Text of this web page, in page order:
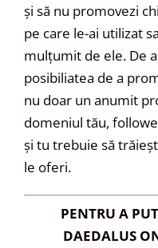
și să nu promovezi
pe care le-ai utilizat
mulțumit de ele. De
posibiliatea de a
nu doar un anumit
domeniul tău,
și tu trebuie să
le oferi.
PENTRU A
DAEDALUS